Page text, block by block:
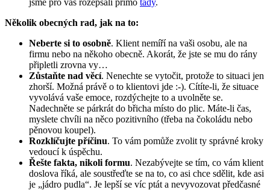
Několik obecných rad, jak na to:
Neberte si to osobně. Klient nemíří na vaši osobu, ale na
firmu nebo na někoho obecně. Akorát, že jste se mu do rány
připletli zrovna vy…
Zůstaňte nad věcí. Nenechte se vytočit, protože to situaci jen
zhorší. Možná právě o to klientovi jde :-). Cítíte-li, že situace
vyvolává vaše emoce, rozdýchejte to a uvolněte se.
Nadechněte se párkrát do břicha místo do plic. Máte-li čas,
myslete chvíli na něco pozitivního (třeba na čokoládu nebo
pěnovou koupel).
Rozklíčujte příčinu. To vám pomůže zvolit ty správné kroky
vedoucí k úspěchu.
Řešte fakta, nikoli formu. Nezabývejte se tím, co vám klient
doslova říká, ale soustřeďte se na to, co asi chce sdělit, kde asi
je „jádro pudla“. Je lepší se víc ptát a nevyvozovat předčasné